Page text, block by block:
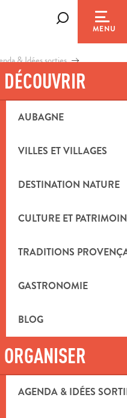
MENU
DÉCOUVRIR
AUBAGNE
VILLES ET VILLAGES
DESTINATION NATURE
CULTURE ET
TRADITIONS
GASTRONOMIE
BLOG
ORGANISER
AGENDA & IDÉES
& Idées sorties
Loisirs Au petit manège
les-Pins